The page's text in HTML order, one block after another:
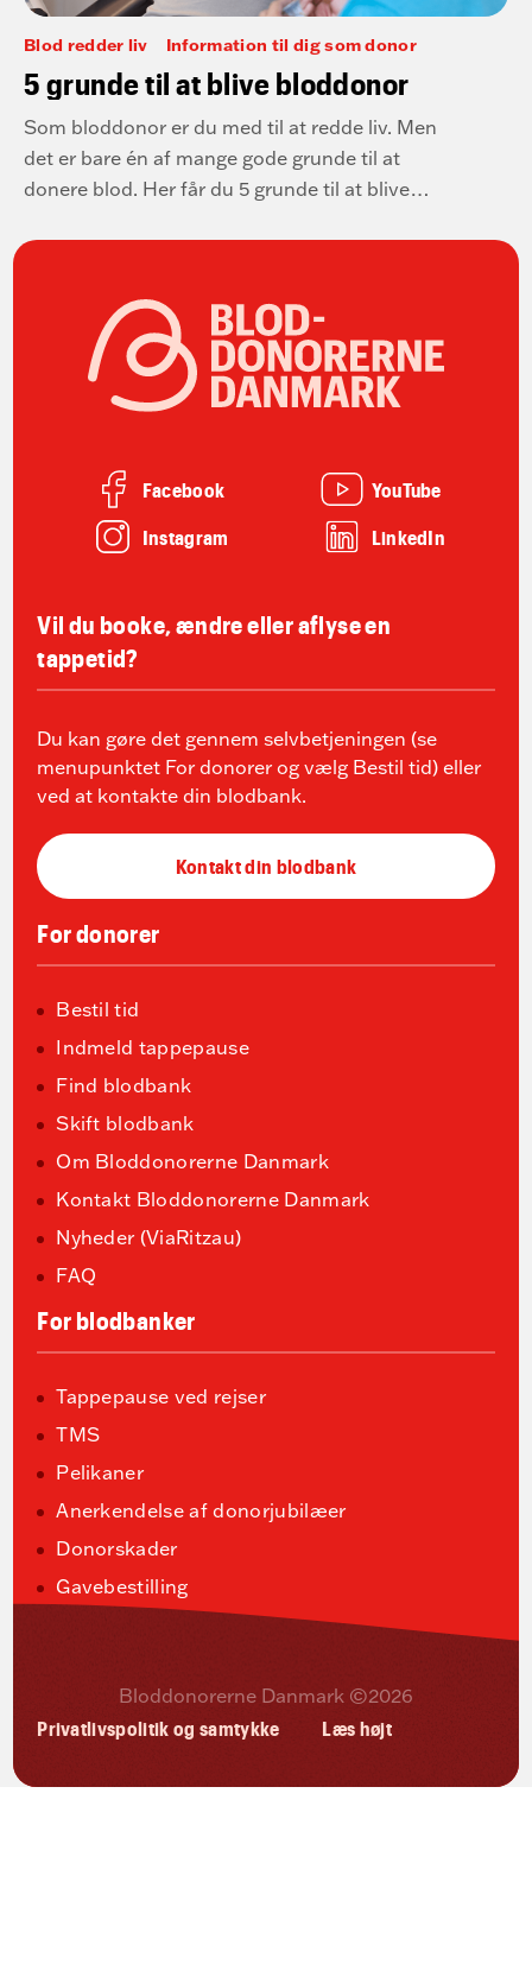
Blod redder liv Information til dig som donor
5 grunde til at blive bloddonor
Som bloddonor er du med til at redde liv. Men
det er bare én af mange gode grunde til at
donere blod. Her får du 5 grunde til at blive
Facebook
YouTube
Instagram
LinkedIn
Vil du booke, ændre eller aflyse en
tappetid?
Du kan gøre det gennem selvbetjeningen (se
menupunktet For donorer og vælg Bestil tid) eller
ved at kontakte din blodbank.
Kontakt din blodbank
For donorer
Bestil tid
Indmeld tappepause
Find blodbank
Skift blodbank
Om Bloddonorerne Danmark
Kontakt Bloddonorerne Danmark
Nyheder (ViaRitzau)
FAQ
For blodbanker
Tappepause ved rejser
TMS
Pelikaner
Anerkendelse af donorjubilæer
Donorskader
Gavebestilling
Bloddonorerne Danmark ©2026
Privatlivspolitik og samtykke Læs højt